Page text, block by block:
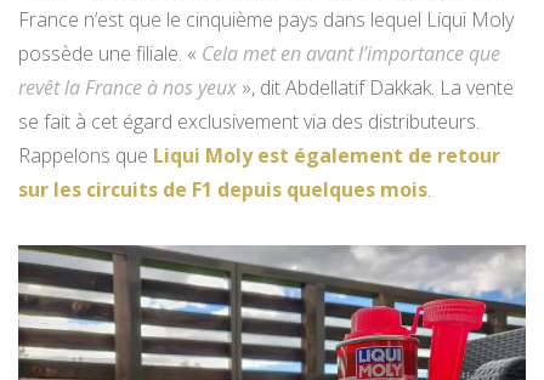
France n’est que le cinquième pays dans lequel Liqui Moly
possède une filiale. « Cela met en avant l’importance que
revêt la France à nos yeux », dit Abdellatif Dakkak. La vente
se fait à cet égard exclusivement via des distributeurs.
Rappelons que Liqui Moly est également de retour
sur les circuits de F1 depuis quelques mois.